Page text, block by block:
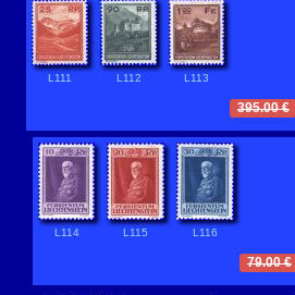
L111 L112 L113
395.00 €
L114 L115 L116
79.00 €